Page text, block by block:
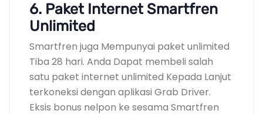
6. Paket Internet Smartfren
Unlimited
Smartfren juga Mempunyai paket unlimited
Tiba 28 hari. Anda Dapat membeli salah
satu paket internet unlimited Kepada Lanjut
terkoneksi dengan aplikasi Grab Driver.
Eksis bonus nelpon ke sesama Smartfren